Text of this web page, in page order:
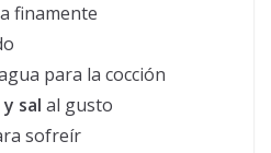
finamente
para la cocción
sal al gusto
sofreír